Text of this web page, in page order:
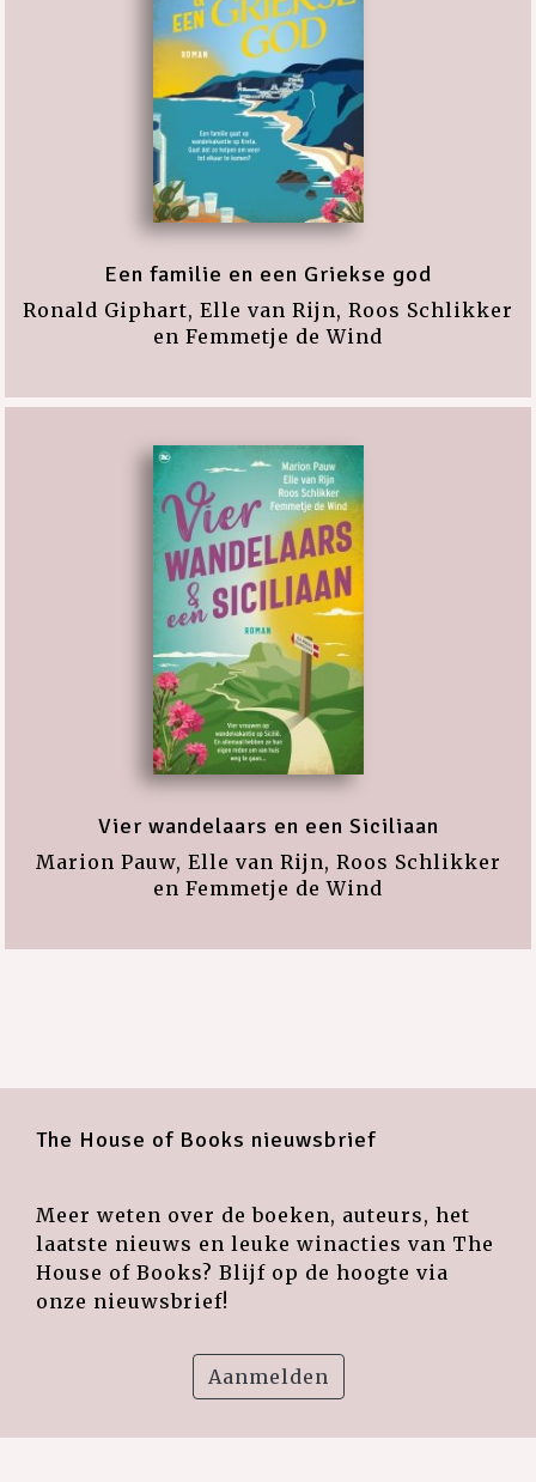
Een familie en een Griekse god
Ronald Giphart, Elle van Rijn, Roos Schlikker
en Femmetje de Wind
Vier wandelaars en een Siciliaan
Marion Pauw, Elle van Rijn, Roos Schlikker
en Femmetje de Wind
The House of Books nieuwsbrief
Meer weten over de boeken, auteurs, het
laatste nieuws en leuke winacties van The
House of Books? Blijf op de hoogte via
onze nieuwsbrief!
Aanmelden